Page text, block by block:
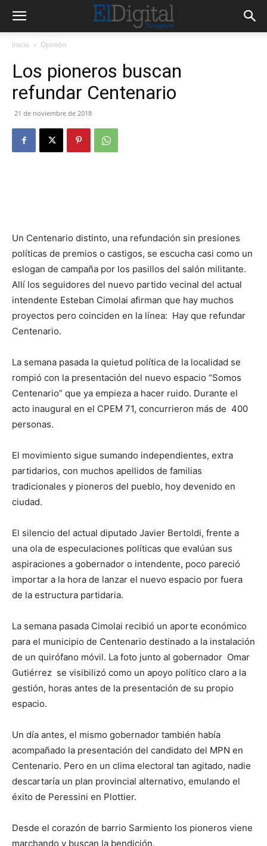
Inicio Opinión
Los pioneros buscan
refundar Centenario
21 de noviembre de 2018
Un Centenario distinto, una refundación sin presiones
políticas de premios o castigos, se escucha casi como un
eslogan de campaña por los pasillos del salón militante.
Allí los seguidores del nuevo partido vecinal del actual
intendente Esteban Cimolai afirman que hay muchos
proyectos pero coinciden en la línea: Hay que refundar
Centenario.
La semana pasada la quietud política de la localidad se
rompió con la presentación del nuevo espacio “Somos
Centenario” que ya empieza a hacer ruido. Durante el
acto inaugural en el CPEM 71, concurrieron más de 400
personas.
El movimiento sigue sumando independientes, extra
partidarios, con muchos apellidos de familias
tradicionales y pioneros del pueblo, hoy devenido en
ciudad.
El silencio del actual diputado Javier Bertoldi, frente a
una ola de especulaciones políticas que evalúan sus
aspiraciones a gobernador o intendente, poco pareció
importar a la hora de lanzar el nuevo espacio por fuera
de la estructura partidaria.
La semana pasada Cimolai recibió un aporte económico
para el municipio de Centenario destinado a la instalación
de un quirófano móvil. La foto junto al gobernador Omar
Gutiérrez se visibilizó como un apoyo político claro a la
gestión, horas antes de la presentación de su propio
espacio.
Un día antes, el mismo gobernador también había
acompañado la presentación del candidato del MPN en
Centenario. Pero en un clima electoral tan agitado, nadie
descartaría un plan provincial alternativo, emulando el
éxito de Peressini en Plottier.
Desde el corazón de barrio Sarmiento los pioneros viene
marchando y buscan la bendición.